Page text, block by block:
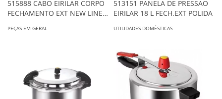
515888 CABO EIRILAR CORPO
FECHAMENTO EXT NEW LINE
PEÇAS EM GERAL
513151 PANELA DE PRESSAO
EIRILAR 18 L FECH.EXT POLIDA
UTILIDADES DOMÉSTICAS